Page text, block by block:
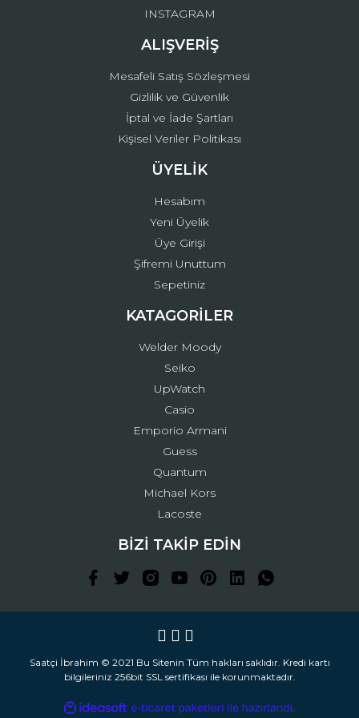
INSTAGRAM
ALIŞVERİŞ
Mesafeli Satış Sözleşmesi
Gizlilik ve Güvenlik
İptal ve İade Şartları
Kişisel Veriler Politikası
ÜYELİK
Hesabım
Yeni Üyelik
Üye Girişi
Şifremi Unuttum
Sepetiniz
KATAGORİLER
Welder Moody
Seiko
UpWatch
Casio
Emporio Armani
Guess
Quantum
Michael Kors
Lacoste
BİZİ TAKİP EDİN
Saatçi İbrahim © 2021 Bu Sitenin Tüm hakları saklıdır. Kredi kartı
bilgileriniz 256bit SSL sertifikası ile korunmaktadır.
ideasoft
e-